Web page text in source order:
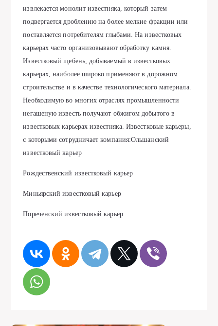
извлекается монолит известняка, который затем
подвергается дроблению на более мелкие фракции или
поставляется потребителям глыбами. На известковых
карьерах часто организовывают обработку камня.
Известковый щебень, добываемый в известковых
карьерах, наиболее широко применяют в дорожном
строительстве и в качестве технологического материала.
Необходимую во многих отраслях промышленности
негашеную известь получают обжигом добытого в
известковых карьерах известняка. Известковые карьеры,
с которыми сотрудничает компания:Ольшанский
известковый карьер
Рождественский известковый карьер
Миньярский известковый карьер
Пореченский известковый карьер